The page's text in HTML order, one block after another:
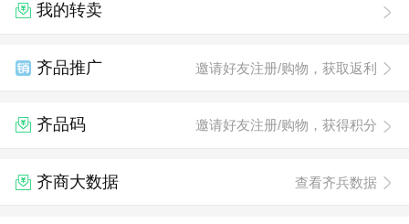
我的转卖
齐品推广 邀请好友注册/购物，获取返利
齐品码 邀请好友注册/购物，获得积分
齐商大数据 查看齐兵数据